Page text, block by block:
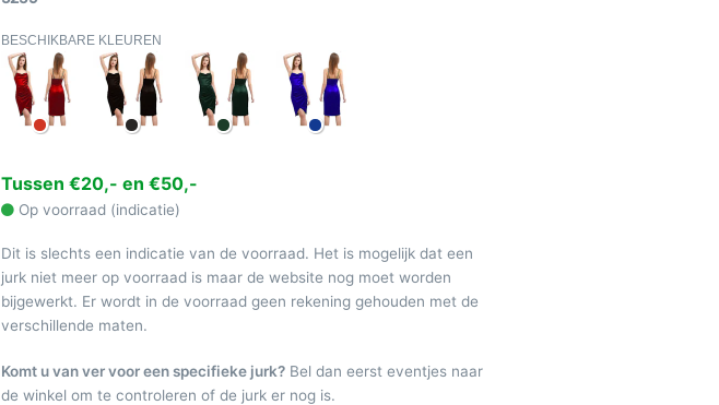
BESCHIKBARE KLEUREN
Tussen €20,- en €50,-
Op voorraad (indicatie)
Dit is slechts een indicatie van de voorraad. Het is mogelijk dat een
jurk niet meer op voorraad is maar de website nog moet worden
bijgewerkt. Er wordt in de voorraad geen rekening gehouden met de
verschillende maten.
Komt u van ver voor een specifieke jurk? Bel dan eerst eventjes naar
de winkel om te controleren of de jurk er nog is.